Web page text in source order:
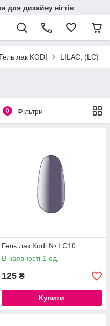
для дизайну нігтів
Гель лак KODI LILAC, (LC)
0 Фільтри
Гель лак Kodi № LC10
В наявності 1 од.
125 ₴
Купити